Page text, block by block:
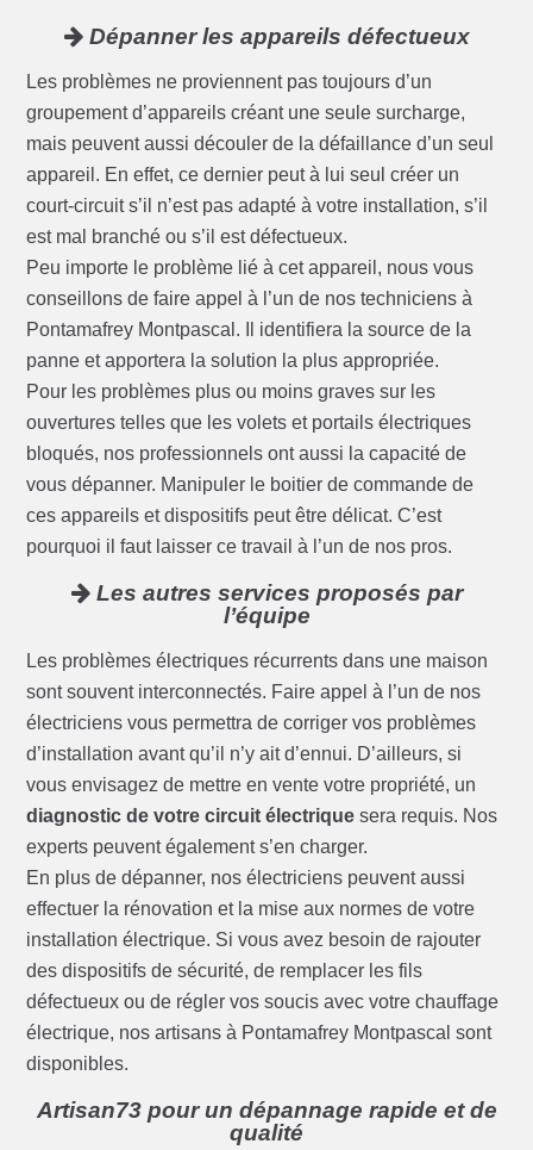
Dépanner les appareils défectueux
Les problèmes ne proviennent pas toujours d’un
groupement d’appareils créant une seule surcharge,
mais peuvent aussi découler de la défaillance d’un seul
appareil. En effet, ce dernier peut à lui seul créer un
court-circuit s’il n’est pas adapté à votre installation, s’il
est mal branché ou s’il est défectueux.
Peu importe le problème lié à cet appareil, nous vous
conseillons de faire appel à l’un de nos techniciens à
Pontamafrey Montpascal. Il identifiera la source de la
panne et apportera la solution la plus appropriée.
Pour les problèmes plus ou moins graves sur les
ouvertures telles que les volets et portails électriques
bloqués, nos professionnels ont aussi la capacité de
vous dépanner. Manipuler le boitier de commande de
ces appareils et dispositifs peut être délicat. C’est
pourquoi il faut laisser ce travail à l’un de nos pros.
Les autres services proposés par
l’équipe
Les problèmes électriques récurrents dans une maison
sont souvent interconnectés. Faire appel à l’un de nos
électriciens vous permettra de corriger vos problèmes
d’installation avant qu’il n’y ait d’ennui. D’ailleurs, si
vous envisagez de mettre en vente votre propriété, un
diagnostic de votre circuit électrique sera requis. Nos
experts peuvent également s’en charger.
En plus de dépanner, nos électriciens peuvent aussi
effectuer la rénovation et la mise aux normes de votre
installation électrique. Si vous avez besoin de rajouter
des dispositifs de sécurité, de remplacer les fils
défectueux ou de régler vos soucis avec votre chauffage
électrique, nos artisans à Pontamafrey Montpascal sont
disponibles.
Artisan73 pour un dépannage rapide et de
qualité